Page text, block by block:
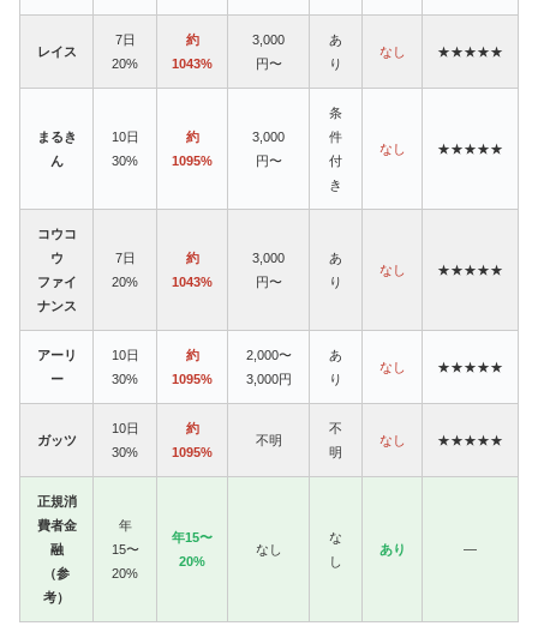
レイス
7日
20%
約
1043%
3,000
円〜
あ
り
なし ★★★★★
まるき
ん
10日
30%
約
1095%
3,000
円〜
条
件
付
き
なし ★★★★★
コウコ
ウ
ファイ
ナンス
7日
20%
約
1043%
3,000
円〜
あ
り
なし ★★★★★
アーリ
ー
10日
30%
約
1095%
2,000〜
3,000円
あ
り
なし ★★★★★
ガッツ
10日
30%
約
1095%
不明
不
明
なし ★★★★★
正規消
費者金
融
（参
考）
年
15〜
20%
年15〜
20%
なし
な
し
あり —